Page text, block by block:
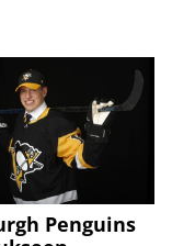
Penguins